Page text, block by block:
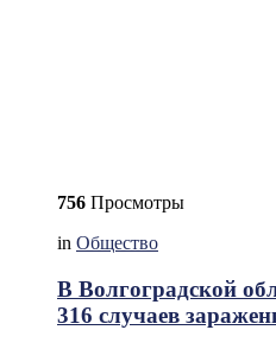
756 Просмотры
in Общество
В Волгоградской
316 случаев